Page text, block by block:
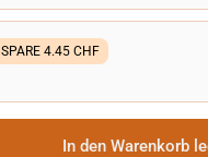
SPARE 4.45 CHF
In den Warenkorb